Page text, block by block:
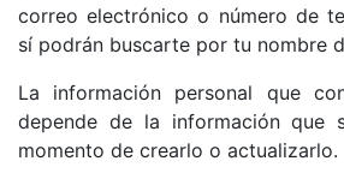
correo electrónico o número de
sí podrán buscarte por tu nombre
La información personal que
depende de la información que
momento de crearlo o actualizarlo.